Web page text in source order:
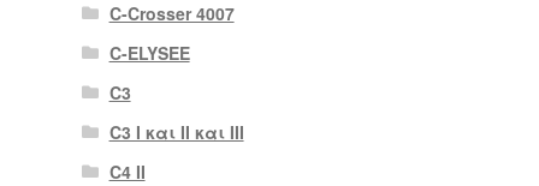
C-Crosser 4007
C-ELYSEE
C3
C3 I και II και III
C4 II